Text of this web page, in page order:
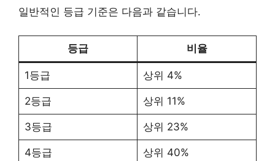
일반적인 등급 기준은 다음과 같습니다.
등급 비율
1등급 상위 4%
2등급 상위 11%
3등급 상위 23%
4등급 상위 40%